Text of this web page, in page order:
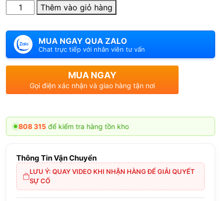
lượng
Thêm vào giỏ hàng
MUA NGAY QUA ZALO
Chat trực tiếp với nhân viên tư vấn
MUA NGAY
Gọi điện xác nhận và giao hàng tận nơi
để kiểm tra hàng tồn kho
Thông Tin Vận Chuyển
LƯU Ý: QUAY VIDEO KHI NHẬN HÀNG ĐỂ GIẢI QUYẾT
SỰ CỐ